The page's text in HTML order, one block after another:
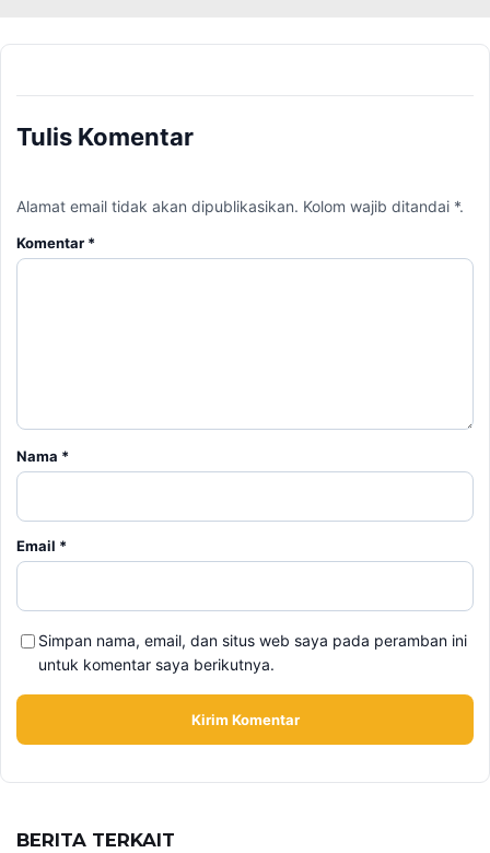
Tulis Komentar
Alamat email tidak akan dipublikasikan. Kolom wajib ditandai *.
Komentar *
Nama *
Email *
Simpan nama, email, dan situs web saya pada peramban ini
untuk komentar saya berikutnya.
BERITA TERKAIT